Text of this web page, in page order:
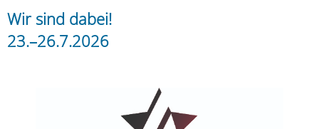
Wir sind dabei!
23.–26.7.2026